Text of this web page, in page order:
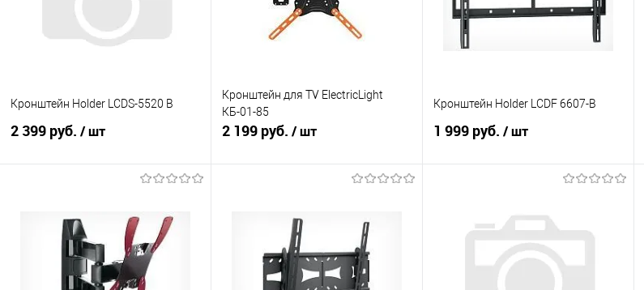
Кронштейн Holder LCDS-5520 B
2 399 руб. / шт
Купить в 1 клик
К сравнению
В избранное
В наличии
Кронштейн для TV ElectricLight
КБ-01-85
2 199 руб. / шт
Купить в 1 клик
К сравнению
В избранное
В наличии
Кронштейн Holder LCDF 6607-B
1 999 руб. / шт
Купить в 1 клик
К сравнению
В избранное
В наличии